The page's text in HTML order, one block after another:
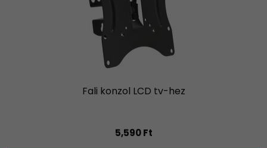
Fali konzol LCD tv-hez
5,590 Ft